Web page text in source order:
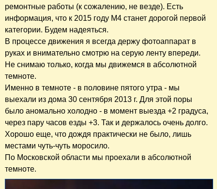
ремонтные работы (к сожалению, не везде). Есть
информация, что к 2015 году М4 станет дорогой первой
категории. Будем надеяться.
В процессе движения я всегда держу фотоаппарат в
руках и внимательно смотрю на серую ленту впереди.
Не снимаю только, когда мы движемся в абсолютной
темноте.
Именно в темноте - в половине пятого утра - мы
выехали из дома 30 сентября 2013 г. Для этой поры
было аномально холодно - в момент выезда +2 градуса,
через пару часов езды +3. Так и держалось очень долго.
Хорошо еще, что дождя практически не было, лишь
местами чуть-чуть моросило.
По Московской области мы проехали в абсолютной
темноте.